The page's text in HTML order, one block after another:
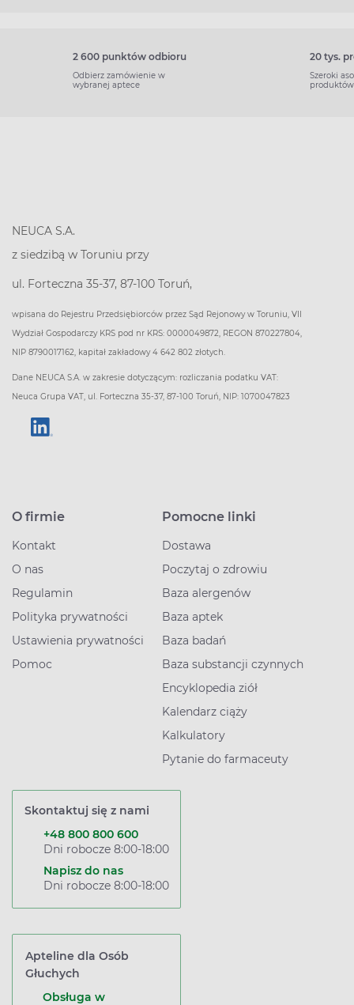
2 600 punktów odbioru
Odbierz zamówienie w
wybranej aptece
20 tys.
Szeroki
produktów
NEUCA S.A.
z siedzibą w Toruniu przy
ul. Forteczna 35-37, 87-100 Toruń,
wpisana do Rejestru Przedsiębiorców przez Sąd Rejonowy w Toruniu, VII
Wydział Gospodarczy KRS pod nr KRS: 0000049872, REGON 870227804,
NIP 8790017162, kapitał zakładowy 4 642 802 złotych.
Dane NEUCA S.A. w zakresie dotyczącym: rozliczania podatku VAT:
Neuca Grupa VAT, ul. Forteczna 35-37, 87-100 Toruń, NIP: 1070047823
O firmie
Kontakt
O nas
Regulamin
Polityka prywatności
Ustawienia prywatności
Pomoc
Pomocne linki
Dostawa
Poczytaj o zdrowiu
Baza alergenów
Baza aptek
Baza badań
Baza substancji czynnych
Encyklopedia ziół
Kalendarz ciąży
Kalkulatory
Pytanie do farmaceuty
Skontaktuj się z nami
+48 800 800 600
Dni robocze 8:00-18:00
Napisz do nas
Dni robocze 8:00-18:00
Apteline dla Osób
Głuchych
Obsługa w